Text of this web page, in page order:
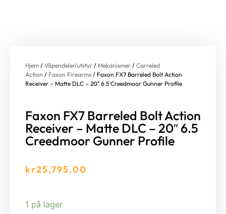
Hjem / Våpendeler/utstyr / Mekanismer / Carreled
Action / Faxon Firearms / Faxon FX7 Barreled Bolt Action
Receiver – Matte DLC – 20″ 6.5 Creedmoor Gunner Profile
Faxon FX7 Barreled Bolt Action
Receiver – Matte DLC – 20″ 6.5
Creedmoor Gunner Profile
kr25,795.00
1 på lager